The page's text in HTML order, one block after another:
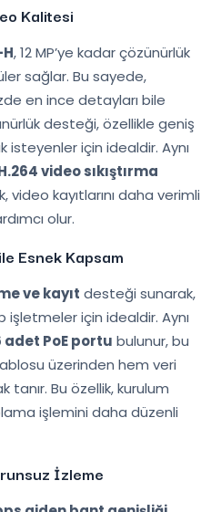
Kalitesi
, 12 MP’ye kadar çözünürlük
sağlar. Bu sayede,
en ince detayları bile
desteği, özellikle geniş
için idealdir. Aynı
video sıkıştırma
video kayıtlarını daha verimli
olur.
Esnek Kapsam
ve kayıt desteği sunarak,
işletmeler için idealdir. Aynı
adet PoE portu bulunur, bu
üzerinden hem veri
Bu özellik, kurulum
işlemini daha düzenli
İzleme